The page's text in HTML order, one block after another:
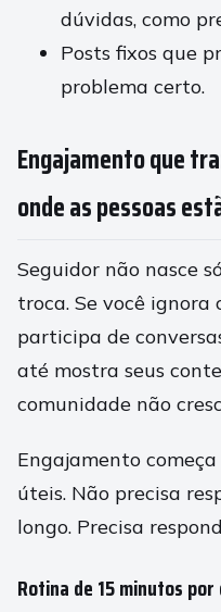
dúvidas, como
Posts fixos que
problema certo.
Engajamento que
onde as pessoas
Seguidor não nasce
troca. Se você ignora
participa de
até mostra seus
comunidade não
Engajamento
úteis. Não precisa
longo. Precisa
Rotina de 15 minutos